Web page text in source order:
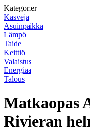
Kategorier
Kasveja
Asuinpaikka
Lämpö
Taide
Keittiö
Valaistus
Energiaa
Talous
Matkaopas
Rivieran